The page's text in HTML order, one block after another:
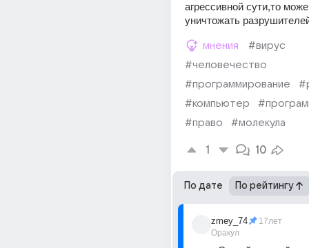
агрессивной сути,то
уничтожать
мнения
#вирус
#человечество
#программирование
#компьютер
#право
#молекула
1 10
По дате По рейтингу
zmey_74
Оракул
17лет